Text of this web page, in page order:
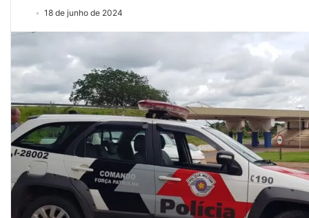
18 de junho de 2024